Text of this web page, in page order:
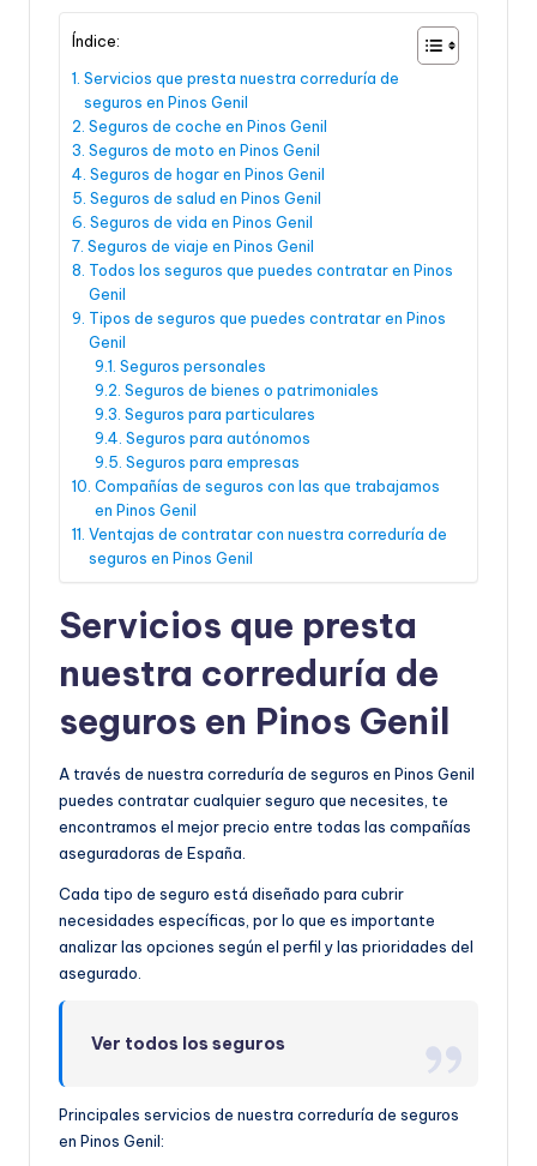
Índice:
Servicios que presta nuestra correduría de
seguros en Pinos Genil
Seguros de coche en Pinos Genil
Seguros de moto en Pinos Genil
Seguros de hogar en Pinos Genil
Seguros de salud en Pinos Genil
Seguros de vida en Pinos Genil
Seguros de viaje en Pinos Genil
Todos los seguros que puedes contratar en Pinos
Genil
Tipos de seguros que puedes contratar en Pinos
Genil
Seguros personales
Seguros de bienes o patrimoniales
Seguros para particulares
Seguros para autónomos
Seguros para empresas
Compañías de seguros con las que trabajamos
en Pinos Genil
Ventajas de contratar con nuestra correduría de
seguros en Pinos Genil
Servicios que presta
nuestra correduría de
seguros en Pinos Genil
A través de nuestra correduría de seguros en Pinos Genil
puedes contratar cualquier seguro que necesites, te
encontramos el mejor precio entre todas las compañías
aseguradoras de España.
Cada tipo de seguro está diseñado para cubrir
necesidades específicas, por lo que es importante
analizar las opciones según el perfil y las prioridades del
asegurado.
Ver todos los seguros
Principales servicios de nuestra correduría de seguros
en Pinos Genil: